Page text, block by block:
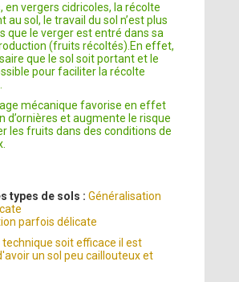
en vergers cidricoles, la récolte
au sol, le travail du sol n’est plus
que le verger est entré dans sa
(fruits récoltés).En effet,
que le sol soit portant et le
pour faciliter la récolte
mécanique favorise en effet
d’ornières et augmente le risque
les fruits dans des conditions de
types de sols :Généralisation
parfois délicate
technique soit efficace il est
un sol peu caillouteux et